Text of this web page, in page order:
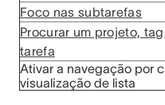
Foco nas subtarefas
Procurar um projeto,
tarefa
Ativar a navegação por
visualização de lista